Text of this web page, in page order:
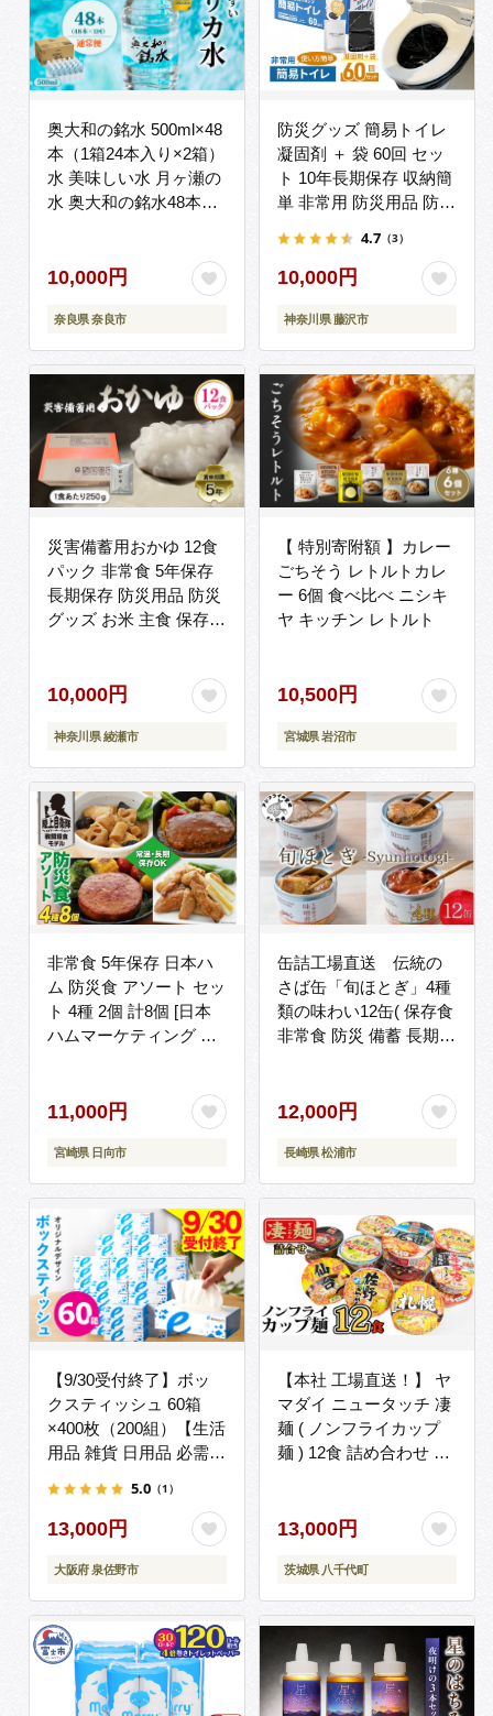
奥大和の銘水 500ml×48
本（1箱24本入り×2箱）
水 美味しい水 月ヶ瀬の
水 奥大和の銘水48本セ
永伸商事株式会社
10,000円
奈良県 奈良市
防災グッズ 簡易トイレ
凝固剤 ＋ 袋 60回 セッ
ト 10年長期保存 収納簡
単 非常用 防災用品 防災
非常用トイレ トイレ と
いれ 災害 対策 備蓄 避
難 介護 グッズ 地震 台
風 アウトドア キャンプ
長期保存 フジトレーデ
ィング 神奈川 湘南 藤沢
4.7 （3）
10,000円
神奈川県 藤沢市
災害備蓄用おかゆ 12食
パック 非常食 5年保存
長期保存 防災用品 防災
グッズ お米 主食 保存食
10,000円
神奈川県 綾瀬市
【 特別寄附額 】カレー
ごちそう レトルトカレ
ー 6個 食べ比べ ニシキ
ヤ キッチン レトルト
10,500円
宮城県 岩沼市
非常食 5年保存 日本ハ
ム 防災食 アソート セッ
ト 4種 2個 計8個 [日本
ハムマーケティング 宮
セット 5年 防災 備蓄 保
存食 ふるさと納税 常温
キャンプ 携帯 ニッポン
ハム レンチン
11,000円
宮崎県 日向市
缶詰工場直送 伝統の
さば缶「旬ほとぎ」4種
類の味わい12缶( 保存食
非常食 防災 備蓄 長期保
12,000円
長崎県 松浦市
【9/30受付終了】ボッ
クスティッシュ 60箱
×400枚（200組）【生活
用品 雑貨 日用品 必需品
蓄 防災 ティッシュペー
パー てぃっしゅ ティッ
シュ eスポーツ応援 泉
佐野市オリジナル】
099H3422
5.0 （1）
13,000円
大阪府 泉佐野市
【本社 工場直送！】 ヤ
マダイ ニュータッチ 凄
麺 ( ノンフライカップ
麺 ) 12食 詰め合わせ セ
ン インスタント 即席麺
非常食 保存食 常温 保存
防災 備蓄 [AH014ya]
13,000円
茨城県 八千代町